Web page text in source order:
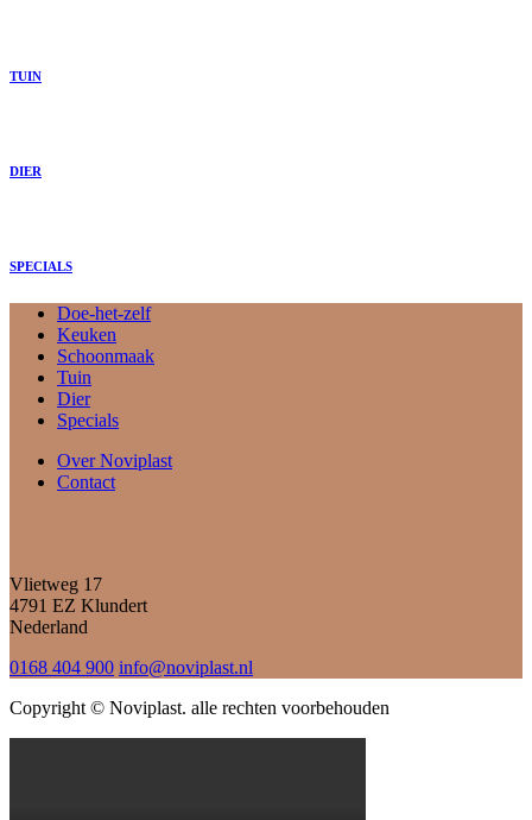
TUIN
DIER
SPECIALS
Doe-het-zelf
Keuken
Schoonmaak
Tuin
Dier
Specials
Over Noviplast
Contact
Vlietweg 17
4791 EZ Klundert
Nederland
0168 404 900 info@noviplast.nl
Copyright © Noviplast. alle rechten voorbehouden